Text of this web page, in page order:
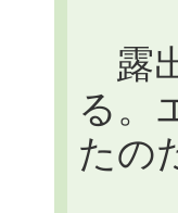
露
る。
たの